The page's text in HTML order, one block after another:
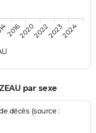
20162020202220232024
par sexe
décès (source :